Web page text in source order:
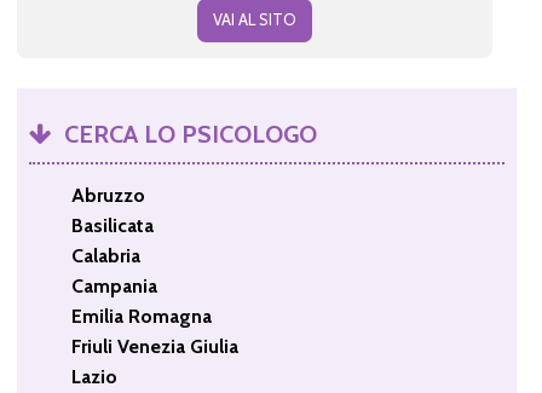
VAI AL SITO
CERCA LO PSICOLOGO
Abruzzo
Basilicata
Calabria
Campania
Emilia Romagna
Friuli Venezia Giulia
Lazio